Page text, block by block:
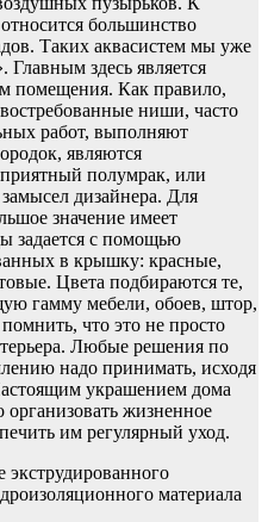
большинство
Таких аквасистем мы уже
Главным здесь является
помещения. Как правило,
ниши, часто
работ, выполняют
являются
полумрак, или
дизайнера. Для
значение имеет
задается с помощью
в крышку: красные,
Цвета подбираются те,
гамму мебели, обоев, штор,
что это не просто
Любые решения по
надо принимать, исходя
украшением дома
организовать жизненное
им регулярный уход.
материалa